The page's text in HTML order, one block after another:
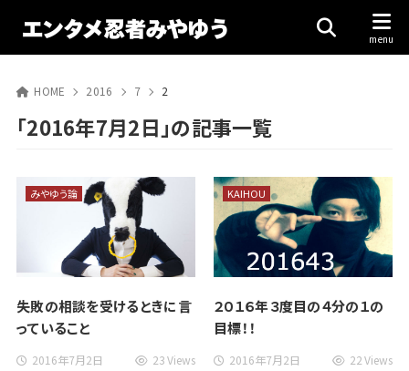
HOME 2016 7 2
「2016年7月2日」の記事一覧
失敗の相談を受けるときに言
っていること
2016年7月2日
みやゆう論
23 Views
２０１６年３度目の４分の１の
目標！！
2016年7月2日
KAIHOU
22 Views